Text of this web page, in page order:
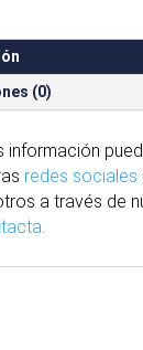
(0)
información
redes sociales
a través de